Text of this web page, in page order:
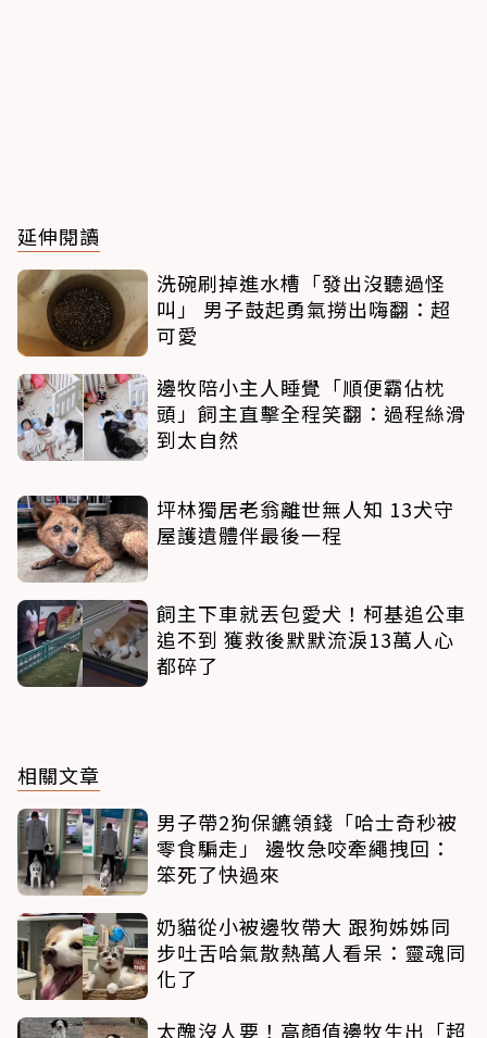
延伸閱讀
洗碗刷掉進水槽「發出沒聽過怪
叫」 男子鼓起勇氣撈出嗨翻：超
可愛
邊牧陪小主人睡覺「順便霸佔枕
頭」飼主直擊全程笑翻：過程絲滑
到太自然
坪林獨居老翁離世無人知 13犬守
屋護遺體伴最後一程
飼主下車就丟包愛犬！柯基追公車
追不到 獲救後默默流淚13萬人心
都碎了
相關文章
男子帶2狗保鑣領錢「哈士奇秒被
零食騙走」 邊牧急咬牽繩拽回：
笨死了快過來
奶貓從小被邊牧帶大 跟狗姊姊同
步吐舌哈氣散熱萬人看呆：靈魂同
化了
太醜沒人要！高顏值邊牧生出「超